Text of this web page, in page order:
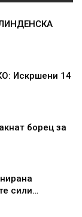
Искршени 14
борец за
сили…